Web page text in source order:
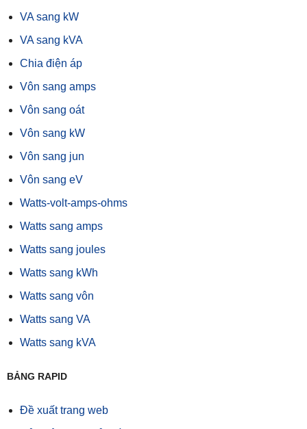
VA sang kW
VA sang kVA
Chia điện áp
Vôn sang amps
Vôn sang oát
Vôn sang kW
Vôn sang jun
Vôn sang eV
Watts-volt-amps-ohms
Watts sang amps
Watts sang joules
Watts sang kWh
Watts sang vôn
Watts sang VA
Watts sang kVA
BẢNG RAPID
Đề xuất trang web